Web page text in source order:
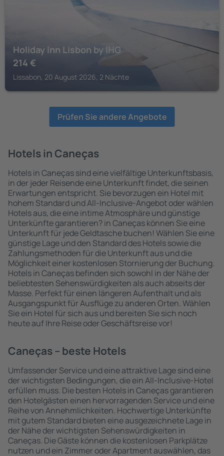
Holiday Inn Lisbon by IHG
214 €
Lissabon, 20 August 2026, 2 Nächte
Prüfen Sie andere Angebote
Hotels in Caneças
Hotels in Caneças sind eine vielfältige Unterkunftsbasis,
in der jeder Reisende eine Unterkunft findet, die seinen
Erwartungen entspricht. Sie bevorzugen ein Hotel mit
hohem Standard und All-Inclusive-Angebot oder wählen
Hotels aus, die eine intime Atmosphäre und günstige
Unterkünfte garantieren? in Caneças können Sie eine
Unterkunft für jede Geldtasche buchen! Wählen Sie eine
günstige Lage und den Standard des Hotels sowie die
Zahlungsmethoden für die Unterkunft aus und die
Möglichkeit einer kostenlosen Stornierung der Buchung.
Hotels in Caneças befinden sich sowohl in der Nähe der
beliebtesten Sehenswürdigkeiten als auch abseits der
Masse. Perfekt für einen längeren Aufenthalt und als
Ausgangspunkt für Ausflüge zu anderen Orten. Wählen
Sie ein Hotel für sich aus und bereiten Sie sich noch
heute auf Ihre Reise oder Geschäftsreise vor!
Caneças – beste Hotels
Umfassender Service und eine attraktive Lage sind eine
der wichtigsten Bedingungen, die ein All-Inclusive-Hotel
erfüllen muss. Die besten Hotels in Caneças garantieren
den Hotelgästen einen hervorragenden Service und eine
Reihe von Annehmlichkeiten. Hochwertige Unterkünfte
mit gutem Standard bieten eine ausgezeichnete Lage in
der Nähe der wichtigsten Sehenswürdigkeiten in
Caneças. Die Gäste können die kostenlosen Parkplätze
nutzen und ein Zimmer oder Apartment auswählen, das